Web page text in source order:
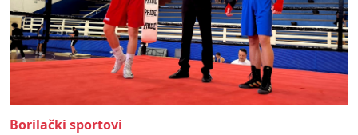
Borilački sportovi